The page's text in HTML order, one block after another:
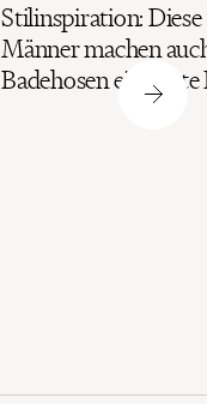
Stilinspiration: Diese
Männer machen
Badehosen eine